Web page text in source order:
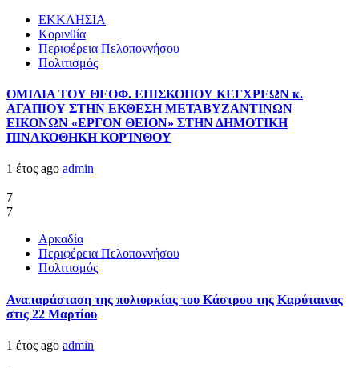
ΕΚΚΛΗΣΙΑ
Κορινθία
Περιφέρεια Πελοποννήσου
Πολιτισμός
ΟΜΙΛΙΑ ΤΟΥ ΘΕΟΦ. ΕΠΙΣΚΟΠΟΥ ΚΕΓΧΡΕΩΝ κ.
ΑΓΑΠΙΟΥ ΣΤΗΝ ΕΚΘΕΣΗ ΜΕΤΑΒΥΖΑΝΤΙΝΩΝ
ΕΙΚΟΝΩΝ «ΕΡΓΟΝ ΘΕΙΟΝ» ΣΤΗΝ ΔΗΜΟΤΙΚΗ
ΠΙΝΑΚΟΘΗΚΗ ΚΟΡΊΝΘΟΥ
1 έτος ago admin
7
7
Αρκαδία
Περιφέρεια Πελοποννήσου
Πολιτισμός
Αναπαράσταση της πολιορκίας του Κάστρου της Καρύταινας
στις 22 Μαρτίου
1 έτος ago admin